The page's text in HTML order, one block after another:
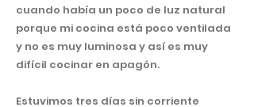
cuando había un poco de luz natural
porque mi cocina está poco ventilada
y no es muy luminosa y así es muy
difícil cocinar en apagón.
Estuvimos tres días sin corriente